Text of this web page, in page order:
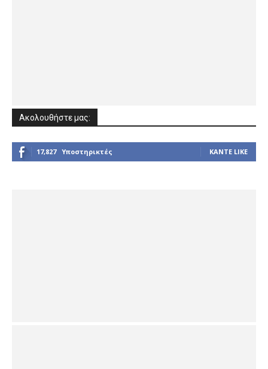
Ακολουθήστε μας:
17,827 Υποστηρικτές ΚΆΝΤΕ LIKE